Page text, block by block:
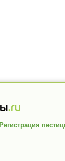
Регистрация